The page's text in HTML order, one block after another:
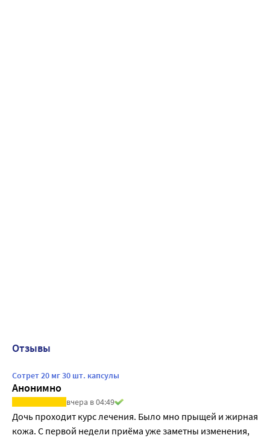
Отзывы
Сотрет 20 мг 30 шт. капсулы
Анонимно
вчера в 04:49
Дочь проходит курс лечения. Было мно прыщей и жирная
кожа. С первой недели приёма уже заметны изменения,